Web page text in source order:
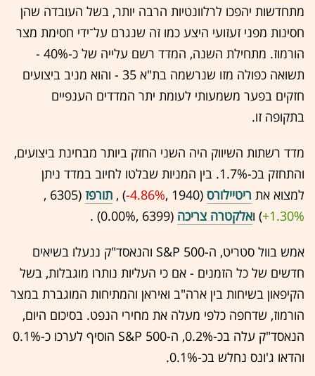
מתחדשות יהפכו לרלוונטיות הרבה יותר, בשל העובדה שהן
חסינות מפני זעזועי היצע כמו זה שנגרם על־ידי חסימת מצר
הורמוז. מתחילת השנה, המדד רשם עלייה של כ-40% -
תשואה כפולה מזו שנרשמה בת"א 35 - והוא מניב ביצועים
חזקים בפער משמעותי לעומת יתר המדדים הענפיים
בתקופה זו.
מדד רשתות השיווק היה השני החזק ביותר מבחינת ביצועים,
והתחזק בכ-1.7%. בין המניות שבלטו לחיוב במדד ניתן
למצוא את ריטיילורס (1940 ,‎
-4.86%
‏) , תורפז (6305 ,‎
+1.30%‏) ואלקטרה צריכה (6399 ,‎
0.00%
‏) .
אמש בוול סטריט, ה-S&P 500 והנאסד"ק ננעלו בשיאים
חדשים של כל הזמנים - אם כי העליות נותרו מוגבלות, בשל
הקיפאון בשיחות בין ארה"ב ואיראן והמתיחות המוגברת במצר
הורמוז, שדחפה כלפי מעלה את מחירי הנפט. בסיכום היום,
הנאסד"ק עלה בכ-0.2%, ה-S&P 500 הוסיף לערכו כ-0.1%
והדאו ג'ונס נחלש בכ-0.1%.